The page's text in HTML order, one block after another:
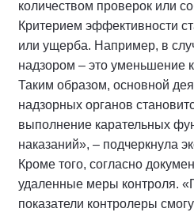
количеством проверок или
Критерием эффективности
или ущерба. Например, в
надзором – это уменьшение
Таким образом, основной
надзорных органов
выполнение карательных
наказаний», – подчеркнула
Кроме того, согласно
удаленные меры контроля.
показатели контролеры